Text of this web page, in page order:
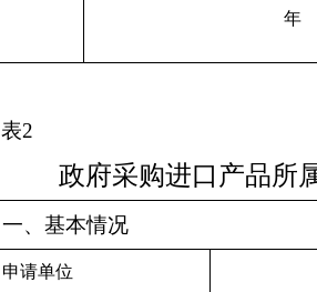
年
表2
政府采购进口产品所
一、基本情况
申请单位